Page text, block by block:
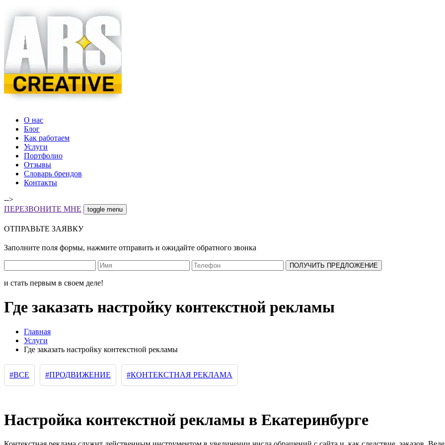
О нас
Блог
Как работаем
Услуги
Портфолио
Отзывы
Словарь брендов
Контакты
-->
ПЕРЕЗВОНИТЕ МНЕ
toggle menu
ОТПРАВЬТЕ ЗАЯВКУ
Заполните поля формы, нажмите отправить и ожидайте обратного звонка
ПОЛУЧИТЬ ПРЕДЛОЖЕНИЕ
и стать первым в своем деле!
Где заказать настройку контекстной рекламы
Главная
Услуги
Где заказать настройку контекстной рекламы
#ВСЕ #ПРОДВИЖЕНИЕ #КОНТЕКСТНАЯ РЕКЛАМА
Настройка контекстной рекламы в Екатеринбурге